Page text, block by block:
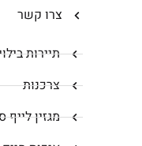
צרו קשר
תיירות
צרכנות
מגזין לייף